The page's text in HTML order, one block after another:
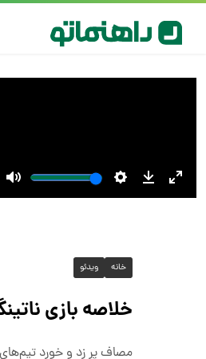
خانه ویدئو
خلاصه بازی ناتینگهام
مصاف پر زد و خورد تیم‌های